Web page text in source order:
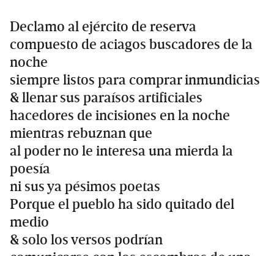
Declamo al ejército de reserva
compuesto de aciagos buscadores de la
noche
siempre listos para comprar inmundicias
& llenar sus paraísos artificiales
hacedores de incisiones en la noche
mientras rebuznan que
al poder no le interesa una mierda la
poesía
ni sus ya pésimos poetas
Porque el pueblo ha sido quitado del
medio
& solo los versos podrían